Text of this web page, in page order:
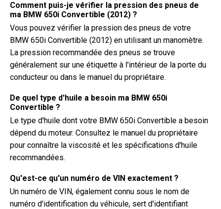
Comment puis-je vérifier la pression des pneus de
ma BMW 650i Convertible (2012) ?
Vous pouvez vérifier la pression des pneus de votre
BMW 650i Convertible (2012) en utilisant un manomètre.
La pression recommandée des pneus se trouve
généralement sur une étiquette à l'intérieur de la porte du
conducteur ou dans le manuel du propriétaire.
De quel type d'huile a besoin ma BMW 650i
Convertible ?
Le type d'huile dont votre BMW 650i Convertible a besoin
dépend du moteur. Consultez le manuel du propriétaire
pour connaître la viscosité et les spécifications d'huile
recommandées.
Qu'est-ce qu'un numéro de VIN exactement ?
Un numéro de VIN, également connu sous le nom de
numéro d'identification du véhicule, sert d'identifiant